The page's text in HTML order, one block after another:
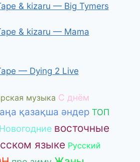
& kizaru — Big Tymers
& kizaru — Mama
— Dying 2 Live
музыка С днём
қазақша әндер ТОП
Новогодние восточные
языке Русский